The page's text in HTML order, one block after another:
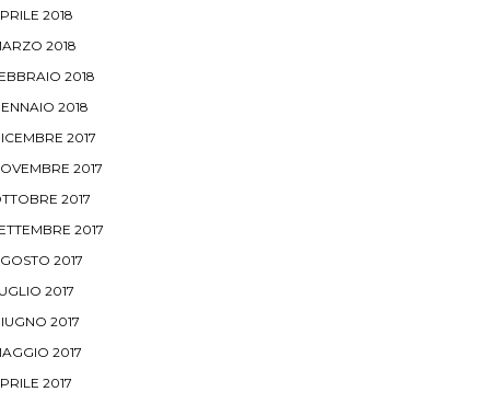
2018
2018
2018
2018
2017
2017
2017
2017
2017
2017
2017
2017
2017